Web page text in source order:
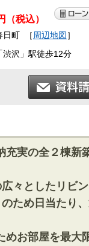
（税込）
日町 ［ 周辺地図 ］
渋沢」駅徒歩12分
充実の全２棟新
々としたリビ
ため日当たり
めお部屋を最大